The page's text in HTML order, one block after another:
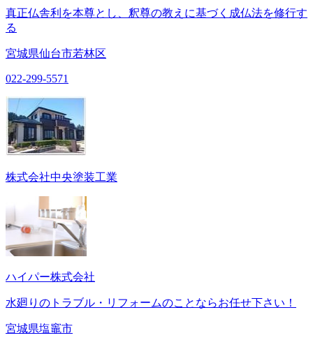
真正仏舎利を本尊とし、釈尊の教えに基づく成仏法を修行す
る
宮城県仙台市若林区
022-299-5571
株式会社中央塗装工業
ハイパー株式会社
水廻りのトラブル・リフォームのことならお任せ下さい！
宮城県塩竈市